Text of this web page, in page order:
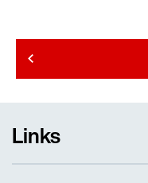
Links